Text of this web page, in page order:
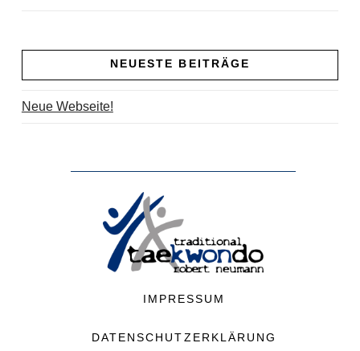
NEUESTE BEITRÄGE
Neue Webseite!
IMPRESSUM
DATENSCHUTZERKLÄRUNG